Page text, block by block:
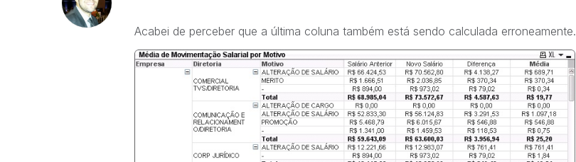
Acabei de perceber que a última coluna também está sendo calculada erroneamente.